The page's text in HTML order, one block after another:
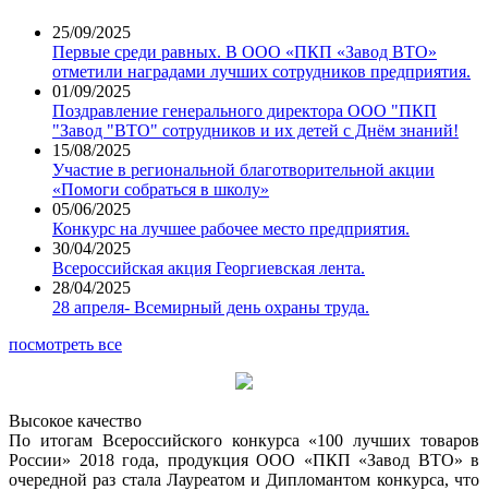
25/09/2025
Первые среди равных. В ООО «ПКП «Завод ВТО»
отметили наградами лучших сотрудников предприятия.
01/09/2025
Поздравление генерального директора ООО "ПКП
"Завод "ВТО" сотрудников и их детей с Днём знаний!
15/08/2025
Участие в региональной благотворительной акции
«Помоги собраться в школу»
05/06/2025
Конкурс на лучшее рабочее место предприятия.
30/04/2025
Всероссийская акция Георгиевская лента.
28/04/2025
28 апреля- Всемирный день охраны труда.
посмотреть все
Высокое качество
По итогам Всероссийского конкурса «100 лучших товаров
России» 2018 года, продукция ООО «ПКП «Завод ВТО» в
очередной раз стала Лауреатом и Дипломантом конкурса, что